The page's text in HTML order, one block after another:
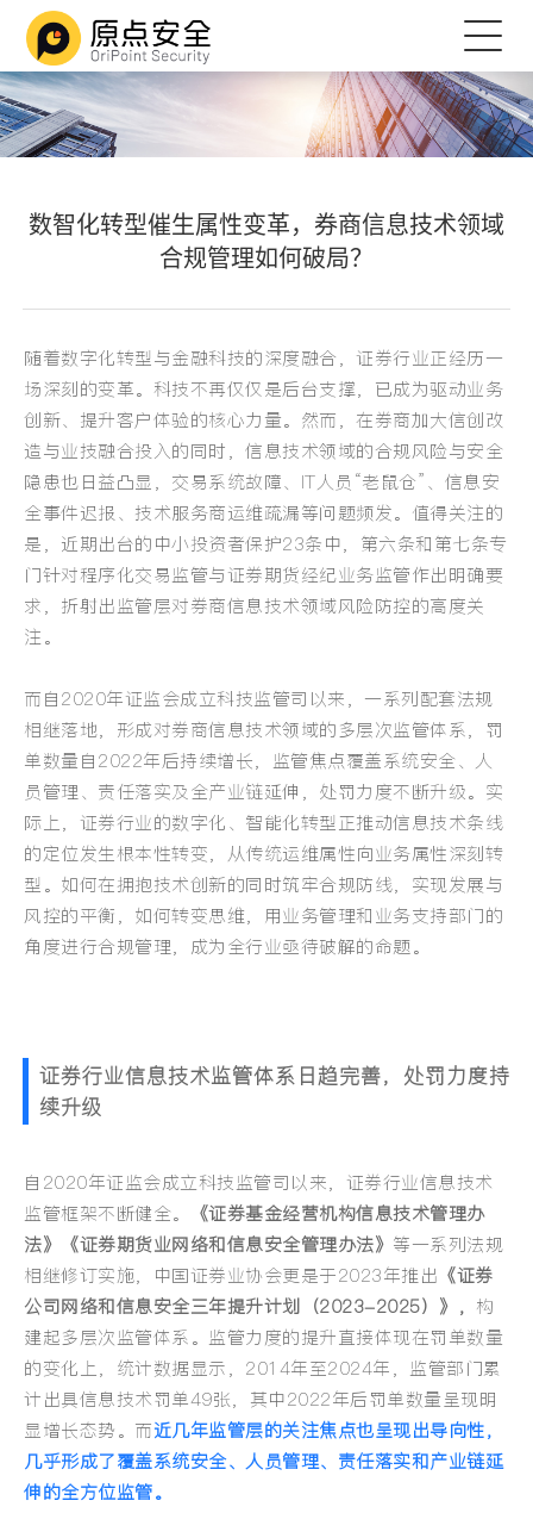
数智化转型催生属性变革，券商信息技术领域
合规管理如何破局？
随着数字化转型与金融科技的深度融合，证券行业正经历一
场深刻的变革。科技不再仅仅是后台支撑，已成为驱动业务
创新、提升客户体验的核心力量。 然而，在券商加大信创改
造与业技融合投入的同时，信息技术领域的合规风险与安全
隐患也日益凸显，交易系统故障、IT人员“老鼠仓”、信息安
全事件迟报、技术服务商运维疏漏等问题频发。 值得关注的
是，近期出台的中小投资者保护23条中，第六条和第七条专
门针对程序化交易监管与证券期货经纪业务监管作出明确要
求，折射出监管层对券商信息技术领域风险防控的高度关
注。
而自2020年证监会成立科技监管司以来，一系列配套法规
相继落地，形成对券商信息技术领域的多层次监管体系，罚
单数量自2022年后持续增长，监管焦点覆盖系统安全、人
员管理、责任落实及全产业链延伸，处罚力度不断升级。 实
际上，证券行业的数字化、智能化转型正推动信息技术条线
的定位发生根本性转变，从传统运维属性向业务属性深刻转
型。如何在拥抱技术创新的同时筑牢合规防线，实现发展与
风控的平衡，如何转变思维，用业务管理和业务支持部门的
角度进行合规管理，成为全行业亟待破解的命题。
证券行业信息技术监管体系日趋完善，处罚力度持
续升级
自2020年证监会成立科技监管司以来，证券行业信息技术
监管框架不断健全。
《证券基金经营机构信息技术管理办
法》《证券期货业网络和信息安全管理办法》 等一系列法规
相继修订实施，中国证券业协会更是于2023年推出 《证券
公司网络和信息安全三年提升计划（2023-2025）》， 构
建起多层次监管体系。 监管力度的提升直接体现在罚单数量
的变化上，统计数据显示，2014年至2024年，监管部门累
计出具信息技术罚单49张，其中2022年后罚单数量呈现明
显增长态势。而近几年监管层的关注焦点也呈现出导向性，
几乎形成了覆盖系统安全、人员管理、责任落实和产业链延
伸的全方位监管。